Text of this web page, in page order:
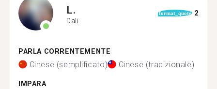
L.
Dali
format_quote 2
PARLA CORRENTEMENTE
Cinese (semplificato) Cinese (tradizionale)
IMPARA